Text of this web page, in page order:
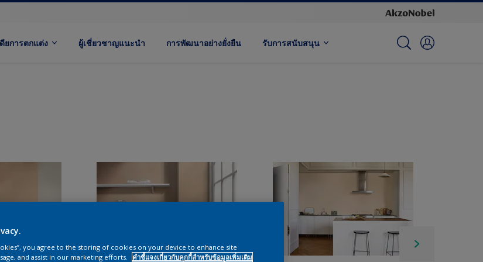
ยการตกแต่ง ผู้เชี่ยวชาญแนะนำ การพัฒนาอย่างยั่งยืน รับการสนับสนุน
you agree to the storing of cookies on your device to enhance site
and assist in our marketing efforts.
คำชี้แจงเกี่ยวกับคุกกี้สำหรับข้อมูลเพิ่มเติม